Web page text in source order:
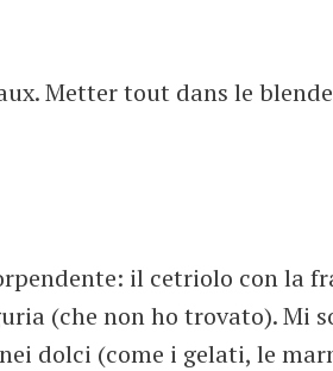
Metter tout dans le
il cetriolo con la
(che non ho trovato). Mi
dolci (come i gelati, le